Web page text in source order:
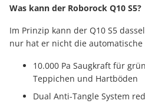
Was kann der Roborock Q10 S5?
Im Prinzip kann der Q10 S5
nur hat er nicht die
10.000 Pa Saugkraft für
Teppichen und Hartböden
Dual Anti-Tangle System